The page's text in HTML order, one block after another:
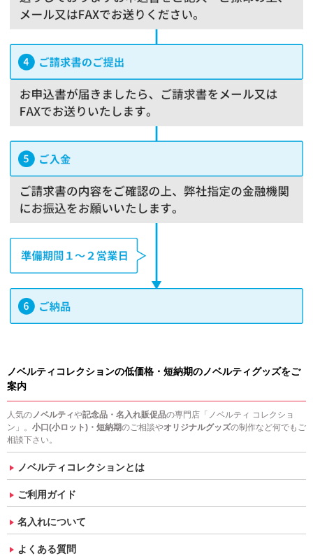
ノベルティコレクションの低価格・短納期のノベルティグッズをご
案内
人気のノベルティや記念品・名入れ販促品の専門店「ノベルティ コレクショ
ン」。 小口(小ロット)・短納期のご相談やオリジナルグッズの制作など何でもご
相談下さい。
ノベルティコレクションとは
ご利用ガイド
名入れについて
よくある質問